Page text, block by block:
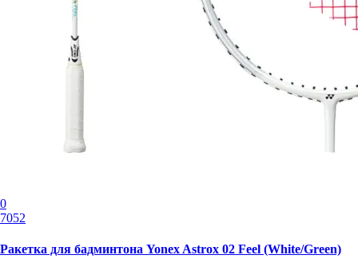
0
7052
Ракетка для бадминтона Yonex Astrox 02 Feel (White/Green)